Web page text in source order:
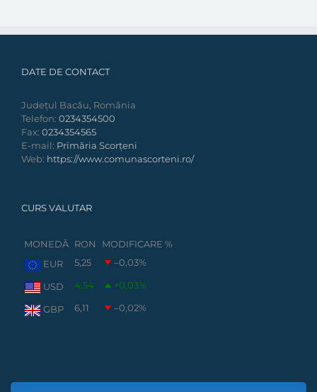
DATE DE CONTACT
Județul Bacău, România
Telefon: 0234354500
Fax: 0234354565
E-mail: Primăria Scorțeni
Web: https://www.comunascorteni.ro/
CURS VALUTAR
MONEDĂ RON
MODIFICARE %
EUR
5,25 –0,03%
USD 4,54 +0,03%
GBP 6,11 –0,02%